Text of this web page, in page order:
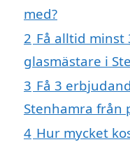
med?
2 Få alltid
glasmästare i
3 Få 3
Stenhamra från
4 Hur mycket